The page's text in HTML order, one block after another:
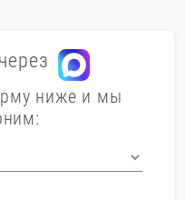
ниже и мы